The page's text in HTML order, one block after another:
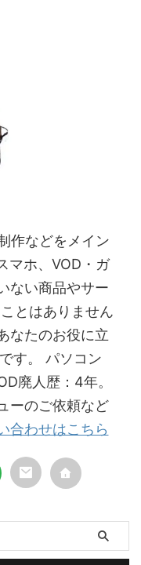
作などをメイン
マホ、VOD・ガ
ない商品やサー
とはありません
なたのお役に立
す。 パソコン
廃人歴：4年。
ーのご依頼など
合わせはこちら